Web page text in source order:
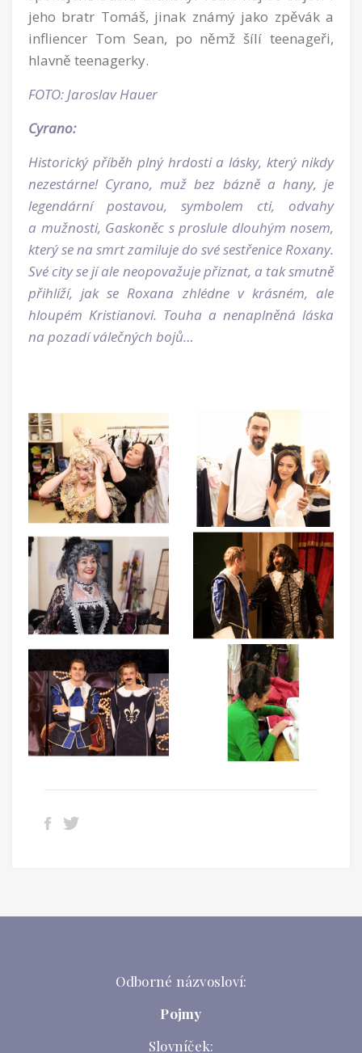
jeho bratr Tomáš, jinak známý jako zpěvák a
infliencer Tom Sean, po němž šílí teenageři,
hlavně teenagerky.
FOTO: Jaroslav Hauer
Cyrano:
Historický příběh plný hrdosti a lásky, který nikdy
nezestárne! Cyrano, muž bez bázně a hany, je
legendární postavou, symbolem cti, odvahy
a mužnosti, Gaskoněc s proslule dlouhým nosem,
který se na smrt zamiluje do své sestřenice Roxany.
Své city se jí ale neopovažuje přiznat, a tak smutně
přihlíží, jak se Roxana zhlédne v krásném, ale
hloupém Kristianovi. Touha a nenaplněná láska
na pozadí válečných bojů…
Odborné názvosloví:
Pojmy
Slovníček: